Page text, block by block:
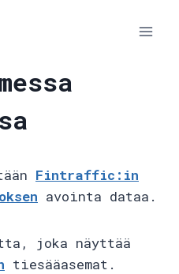
Fintraffic:in
avointa dataa.
joka näyttää
tiesääasemat.